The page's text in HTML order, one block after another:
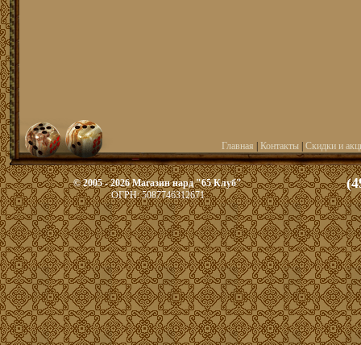
Главная Контакты| Скидки и
© 2005 - 2026 Магазин нард "65 Клуб"
ОГРН: 5087746312671